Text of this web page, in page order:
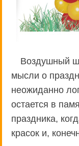
Воздушный
мысли о
неожиданно
остается в
праздника,
красок и,